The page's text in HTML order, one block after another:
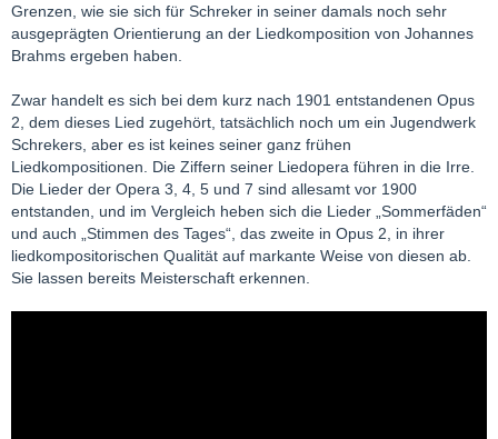
Grenzen, wie sie sich für Schreker in seiner damals noch sehr
ausgeprägten Orientierung an der Liedkomposition von Johannes
Brahms ergeben haben.
Zwar handelt es sich bei dem kurz nach 1901 entstandenen Opus
2, dem dieses Lied zugehört, tatsächlich noch um ein Jugendwerk
Schrekers, aber es ist keines seiner ganz frühen
Liedkompositionen. Die Ziffern seiner Liedopera führen in die Irre.
Die Lieder der Opera 3, 4, 5 und 7 sind allesamt vor 1900
entstanden, und im Vergleich heben sich die Lieder „Sommerfäden“
und auch „Stimmen des Tages“, das zweite in Opus 2, in ihrer
liedkompositorischen Qualität auf markante Weise von diesen ab.
Sie lassen bereits Meisterschaft erkennen.